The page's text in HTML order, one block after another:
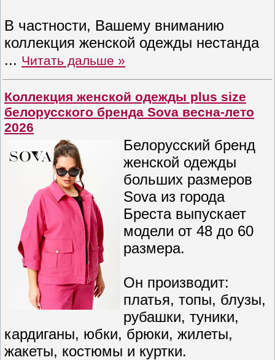
В частности, Вашему вниманию
коллекция женской одежды нестанда
... Читать дальше »
Коллекция женской одежды plus size
белорусского бренда Sova весна-лето
2026
Белорусский бренд
женской одежды
больших размеров
Sova из города
Бреста выпускает
модели от 48 до 60
размера.
Он производит:
платья, топы, блузы,
рубашки, туники,
кардиганы, юбки, брюки, жилеты,
жакеты, костюмы и куртки.